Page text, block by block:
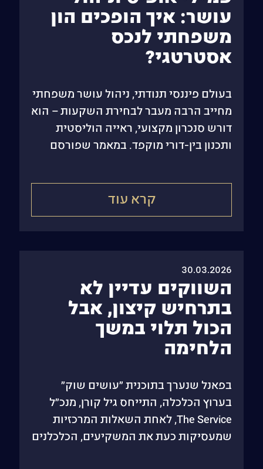
עושר: איך הופכים הון
משפחתי לנכס
אסטרטגי?
בעולם פיננסי תנודתי, ניהול עושר משפחתי
מחייב הרבה מעבר לבחירת השקעות – הוא
דורש סנכרון מקצועי, ראייה הוליסטית
ותכנון בין-דורי מוקפד. במאמר שפורסם
קרא עוד
30.03.2026
השווקים עדיין לא
בתרחיש קיצון, אבל
הכול תלוי במשך
הלחימה
בפאנל שנערך בתוכנית ״עושים שוק״
בערוץ הכלכלה, התייחס גיל קורן, מנכ״ל
The Service, לאחת השאלות המרכזיות
שמעסיקות כעת את המשקיעים, הכלכלנים